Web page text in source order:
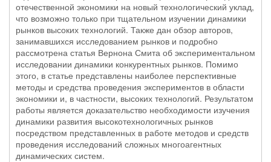
отечественной экономики на новый технологический уклад,
что возможно только при тщательном изучении динамики
рынков высоких технологий. Также дан обзор авторов,
занимавшихся исследованием рынков и подробно
рассмотрена статья Вернона Смита об экспериментальном
исследовании динамики конкурентных рынков. Помимо
этого, в статье представлены наиболее перспективные
методы и средства проведения экспериментов в области
экономики и, в частности, высоких технологий. Результатом
работы является доказательство необходимости изучения
динамики развития высокотехнологичных рынков
посредством представленных в работе методов и средств
проведения исследований сложных многоагентных
динамических систем.